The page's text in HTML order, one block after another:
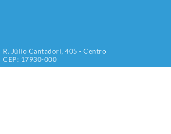
R. Júlio Cantadori, 405 - Centro
CEP: 17930-000